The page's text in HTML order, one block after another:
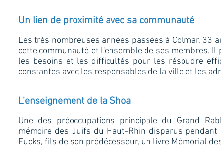
Un lien de proximité avec sa communauté
Les très nombreuses années passées à Colmar, 33
cette communauté et l'ensemble de ses membres.
les besoins et les difficultés pour les résoudre
constantes avec les responsables de la ville et les
L'enseignement de la Shoa
Une des préoccupations principale du Grand
mémoire des Juifs du Haut-Rhin disparus
Fucks, fils de son prédécesseur, un livre Mémorial